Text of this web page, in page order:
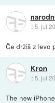
::5. jul
Če držiš z levo
Kron
:: 5. jul
The new